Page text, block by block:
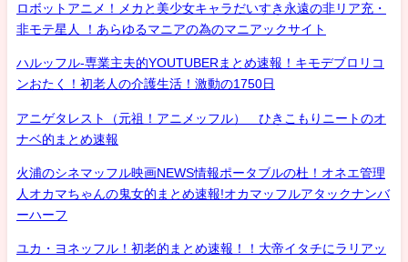
ロボットアニメ！メカと美少女キャラだいすき永遠の非リア充・
非モテ星人 ！あらゆるマニアの為のマニアックサイト
ハルッフル-専業主夫的YOUTUBERまとめ速報！キモデブロリコ
ンおたく！初老人の介護生活！激動の1750日
アニゲタレスト（元祖！アニメッフル） ひきこもりニートのオ
ナベ的まとめ速報
火浦のシネマッフル映画NEWS情報ポータブルの杜！オネエ管理
人オカマちゃんの鬼女的まとめ速報!オカマッフルアタックナンバ
ーハーフ
ユカ・ヨネッフル！初老的まとめ速報！！大帝イタチにラリアッ